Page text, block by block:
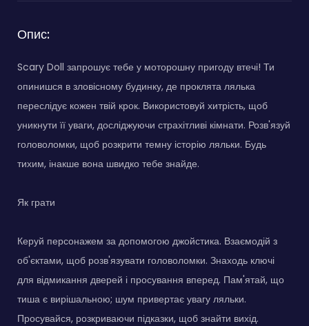
Опис:
Scary Doll запрошує тебе у моторошну пригоду втечі! Ти
опинишся в зловісному будинку, де проклята лялька
переслідує кожен твій крок. Використовуй хитрість, щоб
уникнути її уваги, досліджуючи страхітливі кімнати. Розв'язуй
головоломки, щоб розкрити темну історію ляльки. Будь
тихим, інакше вона швидко тебе знайде.
Як грати
Керуй персонажем за допомогою джойстика. Взаємодій з
об'єктами, щоб розв'язувати головоломки. Знаходь ключі
для відмикання дверей і просування вперед. Пам'ятай, що
тиша є вирішальною; шум привертає увагу ляльки.
Просувайся, розкриваючи підказки, щоб знайти вихід.